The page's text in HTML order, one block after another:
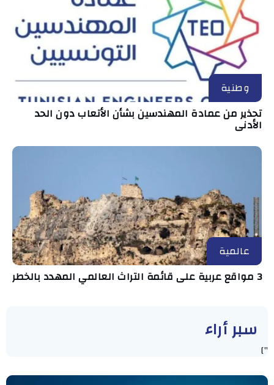
وطنية
تحذير من عمادة المهندسين بشأن الأتعاب دون الحد
الأدنى
عالمية
3 مواقع عربية على قائمة التراث العالمي المهدد بالخطر
سبر أراء
"]